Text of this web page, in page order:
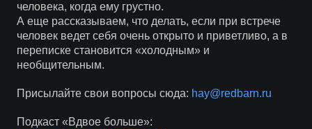
человека, когда ему грустно.
А еще рассказываем, что делать, если при встрече
человек ведет себя очень открыто и приветливо, а в
переписке становится «холодным» и
необщительным.
Присылайте свои вопросы сюда: hay@redbarn.ru
Подкаст «Вдвое больше»: